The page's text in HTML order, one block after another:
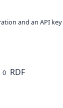
and an API
0 RDF